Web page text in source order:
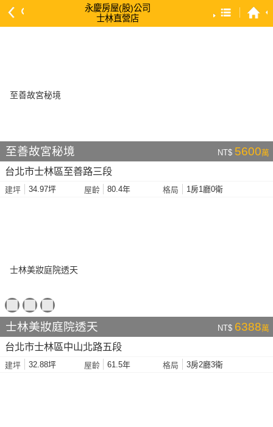
永慶房屋(股)公司
士林直營店
依建物坪數 大 → 小
依土地坪數 大 → 小
至善故宮秘境 NT$ 5600萬
台北市士林區至善路三段
建坪 34.97坪 屋齡 80.4年 格局 1房1廳0衛
士林美妝庭院透天 NT$ 6388萬
台北市士林區中山北路五段
建坪 32.88坪 屋齡 61.5年 格局 3房2廳3衛